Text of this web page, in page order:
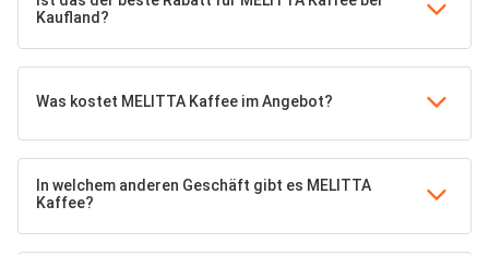
Kaufland?
Was kostet MELITTA Kaffee im Angebot?
In welchem anderen Geschäft gibt es MELITTA
Kaffee?